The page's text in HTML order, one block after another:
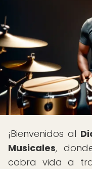
¡Bienvenidos al
Musicales,
cobra vida a